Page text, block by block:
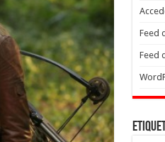
Feed
Feed